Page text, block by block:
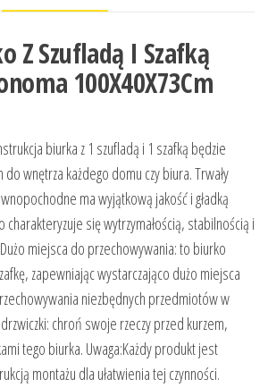
Z Szufladą I Szafką
100X40X73Cm
biurka z 1 szufladą i 1 szafką będzie
wnętrza każdego domu czy biura. Trwały
ma wyjątkową jakość i gładką
się wytrzymałością, stabilnością i
miejsca do przechowywania: to biurko
zapewniając wystarczająco dużo miejsca
niezbędnych przedmiotów w
chroń swoje rzeczy przed kurzem,
tego biurka. Uwaga:Każdy produkt jest
montażu dla ułatwienia tej czynności.